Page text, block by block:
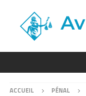
ACCUEIL PÉNAL